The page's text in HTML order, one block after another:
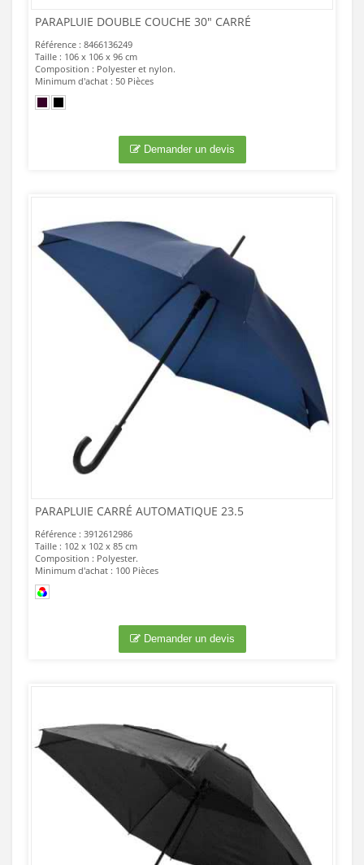
PARAPLUIE DOUBLE COUCHE 30" CARRÉ
Référence : 8466136249
Taille : 106 x 106 x 96 cm
Composition : Polyester et nylon.
Minimum d'achat : 50 Pièces
Demander un devis
PARAPLUIE CARRÉ AUTOMATIQUE 23.5
Référence : 3912612986
Taille : 102 x 102 x 85 cm
Composition : Polyester.
Minimum d'achat : 100 Pièces
Demander un devis